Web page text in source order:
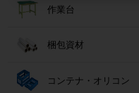
作業台
梱包資材
コンテナ・オリコン